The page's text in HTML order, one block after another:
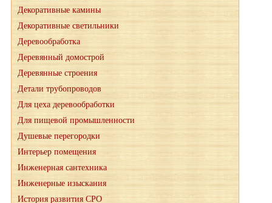
Декоративные камины
Декоративные светильники
Деревообработка
Деревянный домострой
Деревянные строения
Детали трубопроводов
Для цеха деревообработки
Для пищевой промышленности
Душевые перегородки
Интерьер помещения
Инженерная сантехника
Инженерные изыскания
История развития СРО